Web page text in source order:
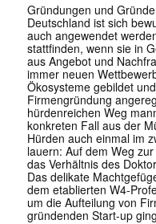
Gründungen und
Deutschland ist sich
auch angewendet
stattfinden, wenn sie in
aus Angebot und
immer neuen
Ökosysteme gebildet
Firmengründung
hürdenreichen Weg
konkreten Fall aus der
Hürden auch einmal im
lauern: Auf dem Weg
das Verhältnis des
Das delikate
dem etablierten W4-
um die Aufteilung von
gründenden Start-up